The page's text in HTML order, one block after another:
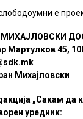
е
МИХАЈЛОВСКИ
Мартулков 45,
Михајловски
„Сакам да
уредник: